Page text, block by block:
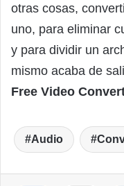
otras cosas,
uno, para eliminar
y para dividir un
mismo acaba de
Free Video
Audio